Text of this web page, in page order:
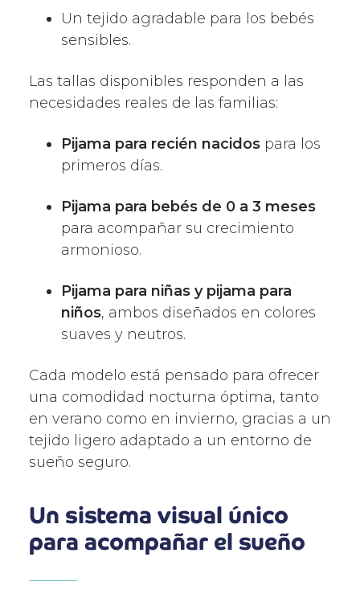
Un tejido agradable para los bebés
sensibles.
Las tallas disponibles responden a las
necesidades reales de las familias:
Pijama para recién nacidos para los
primeros días.
Pijama para bebés de 0 a 3 meses
para acompañar su crecimiento
armonioso.
Pijama para niñas y pijama para
niños, ambos diseñados en colores
suaves y neutros.
Cada modelo está pensado para ofrecer
una comodidad nocturna óptima, tanto
en verano como en invierno, gracias a un
tejido ligero adaptado a un entorno de
sueño seguro.
Un sistema visual único
para acompañar el sueño